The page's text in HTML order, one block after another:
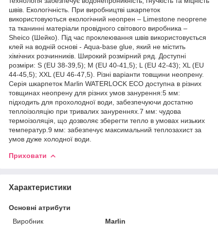
швів. Екологічність. При виробництві шкарпеток
використовуються екологічний неопрен – Limestone neoprene
та тканинні матеріали провідного світового виробника –
Sheico (Шейко). Під час проклеювання швів використовується
клей на водній основі - Aqua-base glue, який не містить
хімічних розчинників. Широкий розмірний ряд. Доступні
розміри: S (EU 38-39,5); M (EU 40-41,5); L (EU 42-43); XL (EU
44-45,5); XXL (EU 46-47,5). Різні варіанти товщини неопрену.
Серія шкарпеток Marlin WATERLOCK ECO доступна в різних
товщинах неопрену для різних умов занурення:5 мм:
підходить для прохолодної води, забезпечуючи достатню
теплоізоляцію при тривалих зануреннях.7 мм: чудова
термоізоляція, що дозволяє зберегти тепло в умовах низьких
температур.9 мм: забезпечує максимальний теплозахист за
умов дуже холодної води.
Приховати
Характеристики
Основні атрибути
Виробник
Marlin